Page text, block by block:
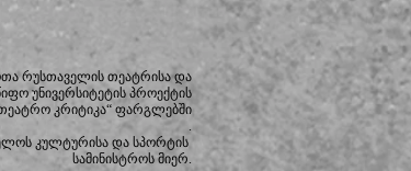
რუსთაველის თეატრისა და
უნივერსიტეტის პროექტის
კრიტიკა“ ფარგლებში
.
კულტურისა და სპორტის
სამინისტროს მიერ.